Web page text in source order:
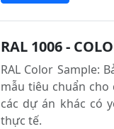
RAL 1006 -
RAL Color Sample:
mẫu tiêu chuẩn cho
các dự án khác có
thực tế.